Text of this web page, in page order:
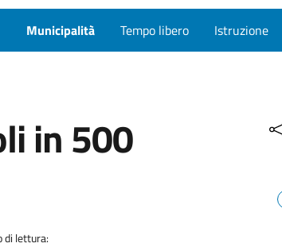
Municipalità Tempo libero Istruzione
in 500
di lettura: